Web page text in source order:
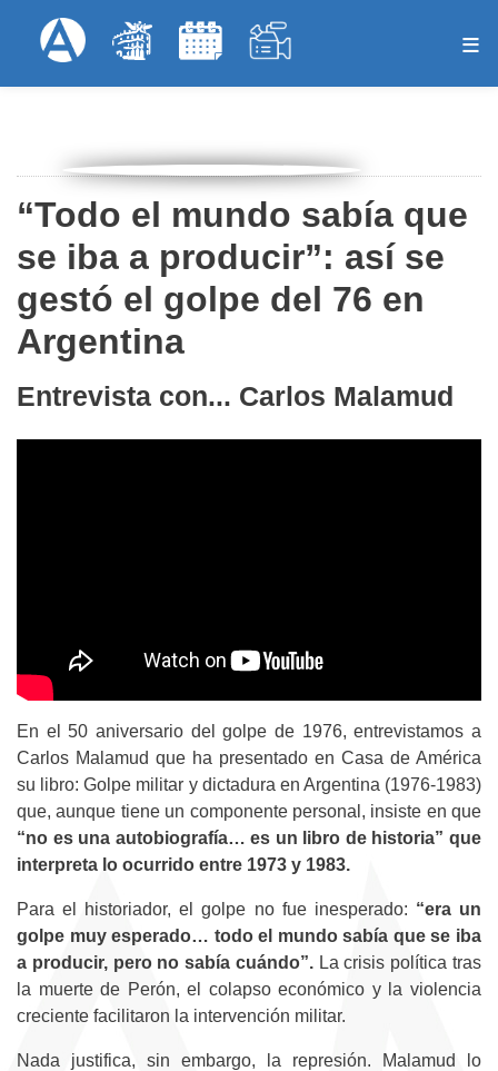
al
Menú Superior
“Todo el mundo sabía que
se iba a producir”: así se
gestó el golpe del 76 en
Argentina
Entrevista con... Carlos Malamud
En el 50 aniversario del golpe de 1976, entrevistamos a
Carlos Malamud que ha presentado en Casa de América
su libro: Golpe militar y dictadura en Argentina (1976-1983)
que, aunque tiene un componente personal, insiste en que
“no es una autobiografía… es un libro de historia” que
interpreta lo ocurrido entre 1973 y 1983.
Para el historiador, el golpe no fue inesperado: “era un
golpe muy esperado… todo el mundo sabía que se iba
a producir, pero no sabía cuándo”.La crisis política tras
la muerte de Perón, el colapso económico y la violencia
creciente facilitaron la intervención militar.
Nada justifica, sin embargo, la represión. Malamud lo